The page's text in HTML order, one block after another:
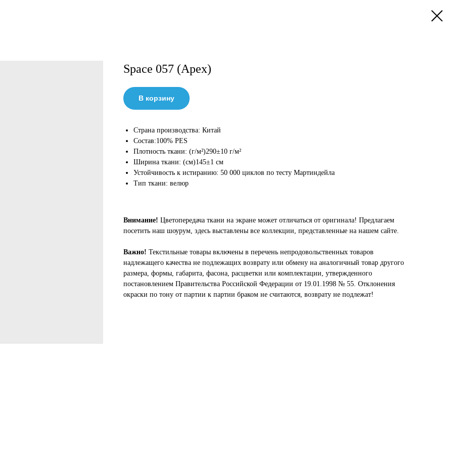
Space 057 (Apex)
В корзину
Страна производства: Китай
Состав:100% PES
Плотность ткани: (г/м²)290±10 г/м²
Ширина ткани: (см)145±1 см
Устойчивость к истиранию: 50 000 циклов по тесту Мартиндейла
Тип ткани: велюр
Внимание! Цветопередача ткани на экране может отличаться от оригинала! Предлагаем
посетить наш шоурум, здесь выставлены все коллекции, представленные на нашем сайте.
Важно! Текстильные товары включены в перечень непродовольственных товаров
надлежащего качества не подлежащих возврату или обмену на аналогичный товар другого
размера, формы, габарита, фасона, расцветки или комплектации, утвержденного
постановлением Правительства Российской Федерации от 19.01.1998 № 55. Отклонения
окраски по тону от партии к партии браком не считаются, возврату не подлежат!